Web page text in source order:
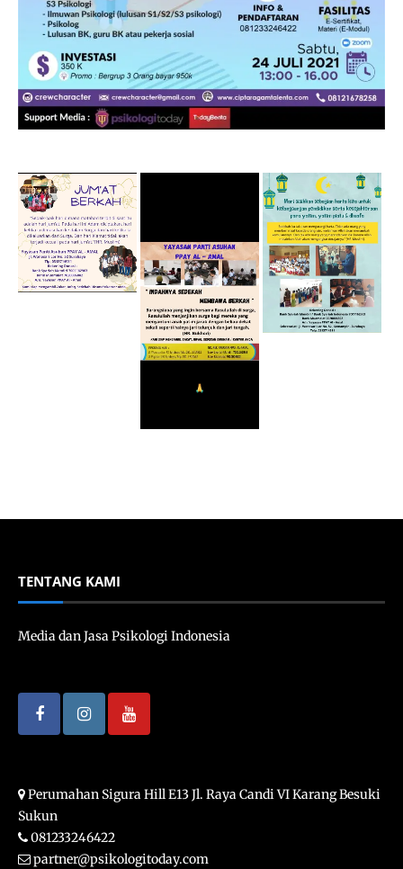
TENTANG KAMI
Media dan Jasa Psikologi Indonesia
Perumahan Sigura Hill E13 Jl. Raya Candi VI Karang Besuki
Sukun
081233246422
partner@psikologitoday.com